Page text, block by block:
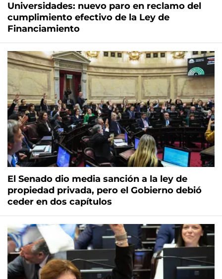
Universidades: nuevo paro en reclamo del
cumplimiento efectivo de la Ley de
Financiamiento
El Senado dio media sanción a la ley de
propiedad privada, pero el Gobierno debió
ceder en dos capítulos